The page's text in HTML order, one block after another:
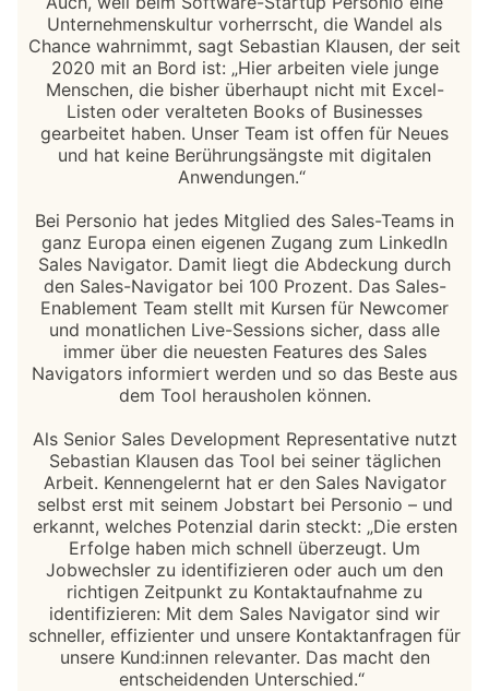
Unternehmenskultur vorherrscht, die Wandel als
Chance wahrnimmt, sagt Sebastian Klausen, der seit
2020 mit an Bord ist: „Hier arbeiten viele junge
Menschen, die bisher überhaupt nicht mit Excel-
Listen oder veralteten Books of Businesses
gearbeitet haben. Unser Team ist offen für Neues
und hat keine Berührungsängste mit digitalen
Anwendungen.“
Bei Personio hat jedes Mitglied des Sales-Teams in
ganz Europa einen eigenen Zugang zum LinkedIn
Sales Navigator. Damit liegt die Abdeckung durch
den Sales-Navigator bei 100 Prozent. Das Sales-
Enablement Team stellt mit Kursen für Newcomer
und monatlichen Live-Sessions sicher, dass alle
immer über die neuesten Features des Sales
Navigators informiert werden und so das Beste aus
dem Tool herausholen können.
Als Senior Sales Development Representative nutzt
Sebastian Klausen das Tool bei seiner täglichen
Arbeit. Kennengelernt hat er den Sales Navigator
selbst erst mit seinem Jobstart bei Personio – und
erkannt, welches Potenzial darin steckt: „Die ersten
Erfolge haben mich schnell überzeugt. Um
Jobwechsler zu identifizieren oder auch um den
richtigen Zeitpunkt zu Kontaktaufnahme zu
identifizieren: Mit dem Sales Navigator sind wir
schneller, effizienter und unsere Kontaktanfragen für
unsere Kund:innen relevanter. Das macht den
entscheidenden Unterschied.“